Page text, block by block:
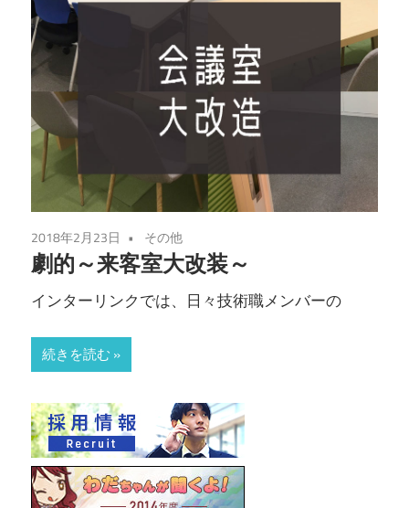
2018年2月23日 その他
劇的～来客室大改装～
インターリンクでは、日々技術職メンバーの
続きを読む